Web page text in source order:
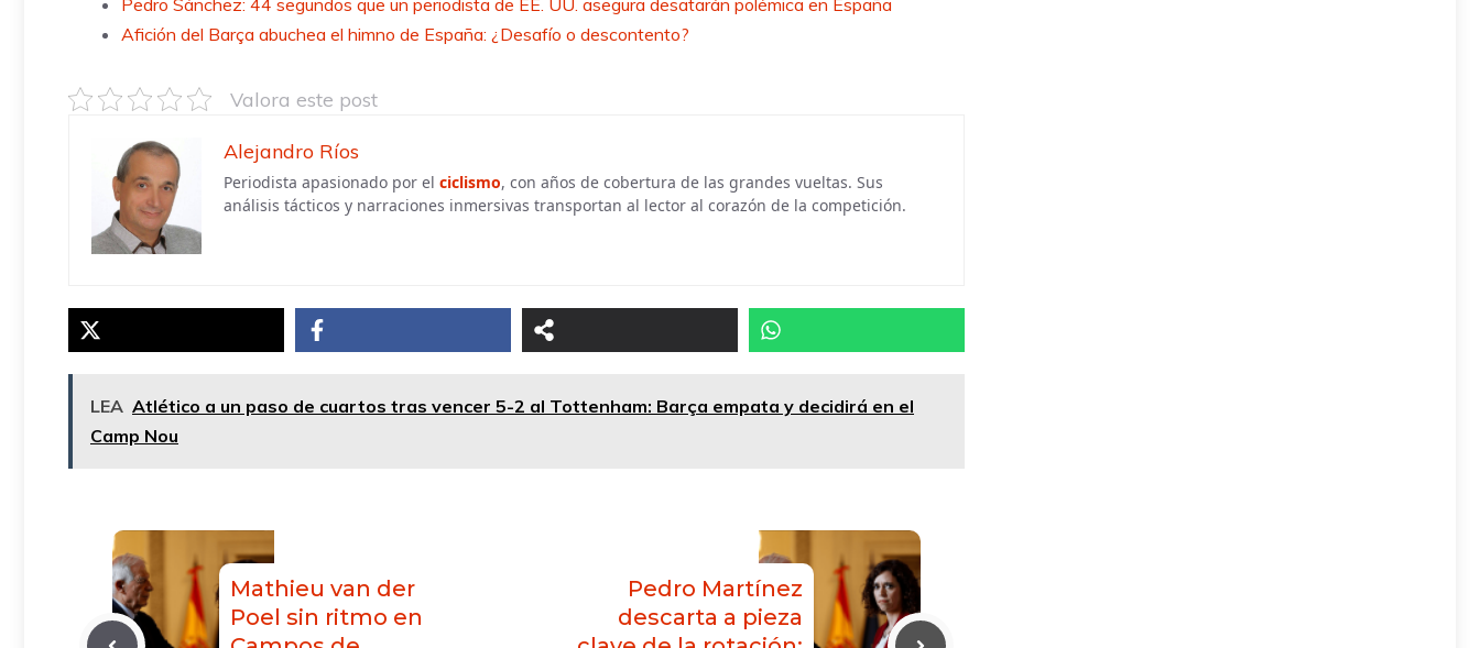
Afición del Barça abuchea el himno de España: ¿Desafío o descontento?
Valora este post
Alejandro Ríos
Periodista apasionado por el ciclismo, con años de cobertura de las grandes vueltas. Sus
análisis tácticos y narraciones inmersivas transportan al lector al corazón de la competición.
LEA Atlético a un paso de cuartos tras vencer 5-2 al Tottenham: Barça empata y decidirá en el
Camp Nou
Mathieu van der
Poel sin ritmo en
Pedro Martínez
descarta a pieza